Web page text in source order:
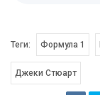
Теги: Формула 1
Джеки Стюарт